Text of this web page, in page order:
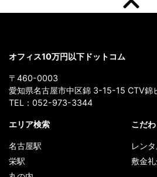
オフィス10万円以下ドットコム
〒460-0003
愛知県名古屋市中区錦 3-15-15 CTV錦
TEL： 052-973-3344
エリア検索
名古屋駅
栄駅
こだ
レン
敷金